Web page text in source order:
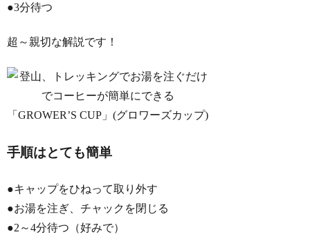
●3分待つ
超～親切な解説です！
手順はとても簡単
●キャップをひねって取り外す
●お湯を注ぎ、チャックを閉じる
●2～4分待つ（好みで）